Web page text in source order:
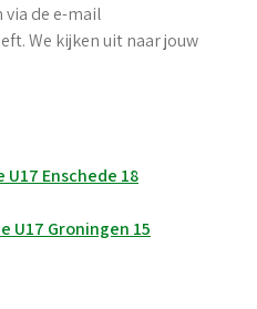
via de e-mail
We kijken uit naar jouw
Enschede 18
U17 Groningen 15